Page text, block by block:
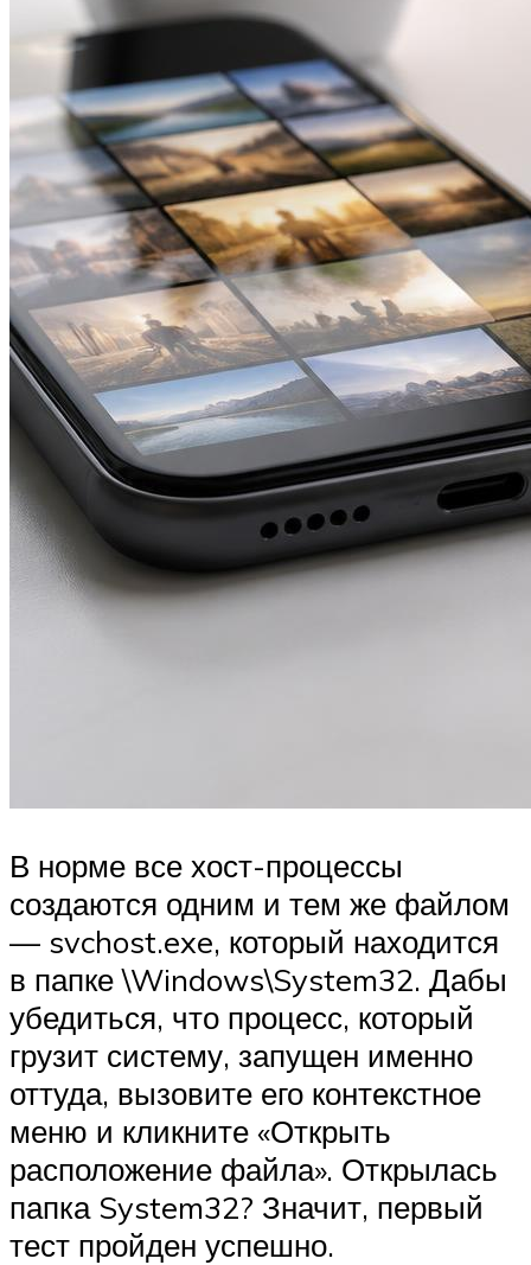
В норме все хост-процессы
создаются одним и тем же файлом
— svchost.exe, который находится
в папке \Windows\System32. Дабы
убедиться, что процесс, который
грузит систему, запущен именно
оттуда, вызовите его контекстное
меню и кликните «Открыть
расположение файла». Открылась
папка System32? Значит, первый
тест пройден успешно.